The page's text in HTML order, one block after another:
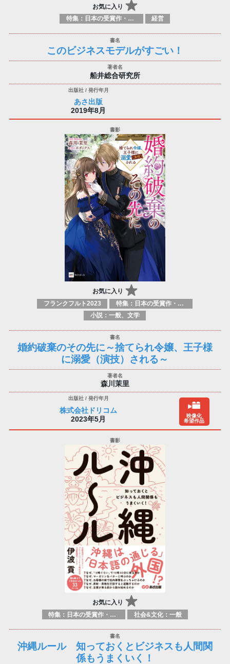
お気に入り
特集：日本の受賞作・ノミネート作品特集 経営
このビジネスモデルがすごい！
船井総合研究所
あさ出版
2019年8月
お気に入り
フランクフルト2023
特集：日本の受賞作・ノミネート作品特集
小説：一般、文学
婚約破棄のその先に～捨てられ令嬢、王子様
に溺愛（演技）される～
森川茉里
株式会社ドリコム
2023年5月
映像化
希望作品
お気に入り
特集：日本の受賞作・ノミネート作品特集 社会&文化：一般
沖縄ルール 知っておくとビジネスも人間関
係もうまくいく！